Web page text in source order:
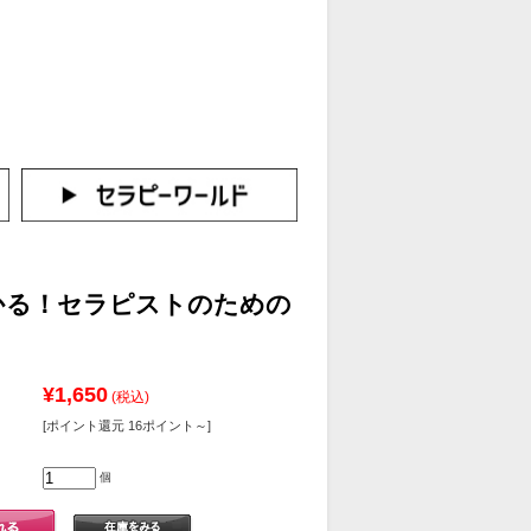
！セラピストのための
¥1,650 (税込)
[ポイント還元 16ポイント～]
個